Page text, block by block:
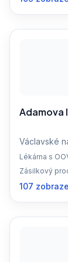
Adamova
Václavské
Lékárna s
Zásilkový
107